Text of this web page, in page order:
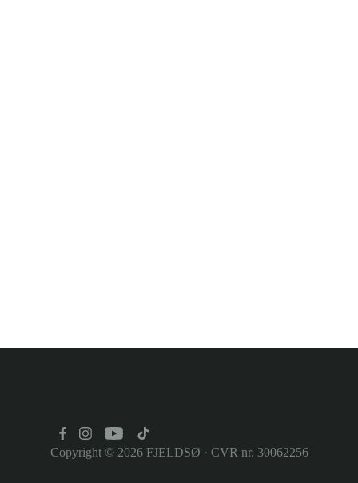
Copyright © 2026 FJELDSØ · CVR nr. 30062256